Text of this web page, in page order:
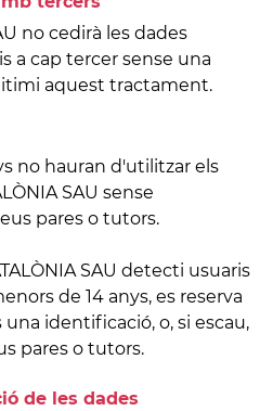
no cedirà les dades
a cap tercer sense una
aquest tractament.
no hauran d'utilitzar els
SAU sense
pares o tutors.
SAU detecti usuaris
de 14 anys, es reserva
una identificació, o, si escau,
pares o tutors.
de les dades